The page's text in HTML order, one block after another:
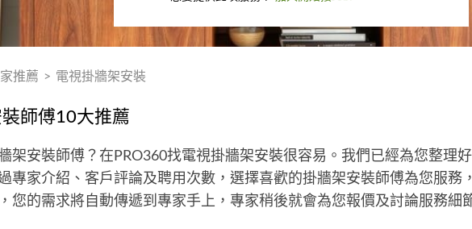
推薦 > 電視掛牆架安裝
師傅10大推薦
架安裝師傅？在PRO360找電視掛牆架安裝很容易。我們已經為您整理
專家介紹、客戶評論及聘用次數，選擇喜歡的掛牆架安裝師傅為您服務
您的需求將自動傳遞到專家手上，專家稍後就會為您報價及討論服務細